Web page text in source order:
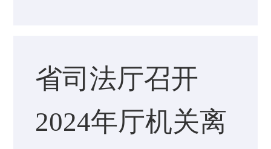
省司法厅召开
2024年厅机关离